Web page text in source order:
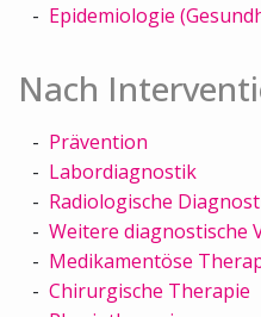
Epidemiologie
Nach
Prävention
Labordiagnostik
Radiologische
Weitere diagnostische
Medikamentöse
Chirurgische Therapie